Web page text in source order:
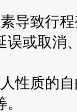
导致行
误或取消
性质的